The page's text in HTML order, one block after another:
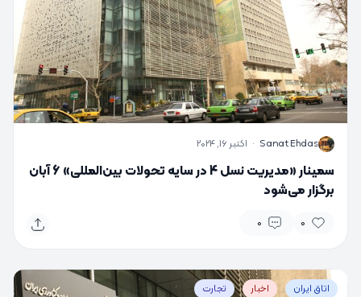
S
Sanat Ehdas
· اکتبر 16, 2024
سمینار «مدیریت نسل 4 در سایه تحولات بین‌المللی» 6 آبان
برگزار می‌شود
0
0
اتاق ایران اخبار تجارت